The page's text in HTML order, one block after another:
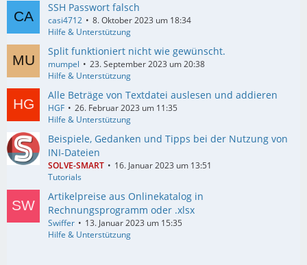
SSH Passwort falsch
casi4712
8. Oktober 2023 um 18:34
Hilfe & Unterstützung
Split funktioniert nicht wie gewünscht.
mumpel
23. September 2023 um 20:38
Hilfe & Unterstützung
Alle Beträge von Textdatei auslesen und addieren
HGF
26. Februar 2023 um 11:35
Hilfe & Unterstützung
Beispiele, Gedanken und Tipps bei der Nutzung von
INI-Dateien
SOLVE-SMART
16. Januar 2023 um 13:51
Tutorials
Artikelpreise aus Onlinekatalog in
Rechnungsprogramm oder .xlsx
Swiffer
13. Januar 2023 um 15:35
Hilfe & Unterstützung